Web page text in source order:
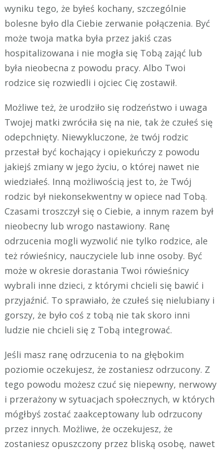
wyniku tego, że byłeś kochany, szczególnie
bolesne było dla Ciebie zerwanie połączenia. Być
może twoja matka była przez jakiś czas
hospitalizowana i nie mogła się Tobą zająć lub
była nieobecna z powodu pracy. Albo Twoi
rodzice się rozwiedli i ojciec Cię zostawił.
Możliwe też, że urodziło się rodzeństwo i uwaga
Twojej matki zwróciła się na nie, tak że czułeś się
odepchnięty. Niewykluczone, że twój rodzic
przestał być kochający i opiekuńczy z powodu
jakiejś zmiany w jego życiu, o której nawet nie
wiedziałeś. Inną możliwością jest to, że Twój
rodzic był niekonsekwentny w opiece nad Tobą.
Czasami troszczył się o Ciebie, a innym razem był
nieobecny lub wrogo nastawiony. Ranę
odrzucenia mogli wyzwolić nie tylko rodzice, ale
też rówieśnicy, nauczyciele lub inne osoby. Być
może w okresie dorastania Twoi rówieśnicy
wybrali inne dzieci, z którymi chcieli się bawić i
przyjaźnić. To sprawiało, że czułeś się nielubiany i
gorszy, że było coś z tobą nie tak skoro inni
ludzie nie chcieli się z Tobą integrować.
Jeśli masz ranę odrzucenia to na głębokim
poziomie oczekujesz, że zostaniesz odrzucony. Z
tego powodu możesz czuć się niepewny, nerwowy
i przerażony w sytuacjach społecznych, w których
mógłbyś zostać zaakceptowany lub odrzucony
przez innych. Możliwe, że oczekujesz, że
zostaniesz opuszczony przez bliską osobę, nawet